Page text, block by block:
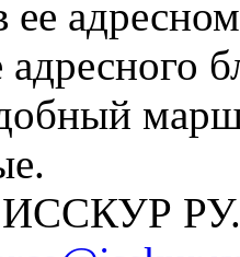
ее
адресного
ИССКУР РУ.